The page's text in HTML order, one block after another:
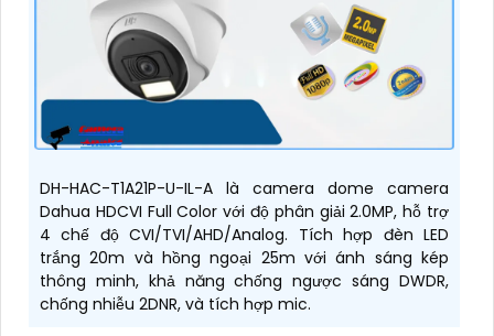
DH-HAC-T1A21P-U-IL-A là camera dome camera
Dahua HDCVI Full Color với độ phân giải 2.0MP, hỗ trợ
4 chế độ CVI/TVI/AHD/Analog. Tích hợp đèn LED
trắng 20m và hồng ngoại 25m với ánh sáng kép
thông minh, khả năng chống ngược sáng DWDR,
chống nhiễu 2DNR, và tích hợp mic.